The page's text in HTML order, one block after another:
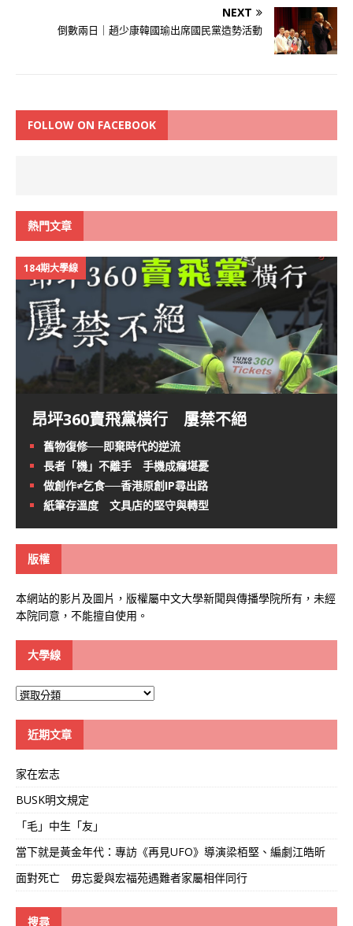
NEXT
倒數兩日｜趙少康韓國瑜出席國民黨造勢活動
FOLLOW ON FACEBOOK
熱門文章
184期大學線
昂坪360賣飛黨橫行 屢禁不絕
舊物復修──即棄時代的逆流
長者「機」不離手 手機成癮堪憂
做創作≠乞食──香港原創IP尋出路
紙筆存溫度 文具店的堅守與轉型
版權
本網站的影片及圖片，版權屬中文大學新聞與傳播學院所有，未經
本院同意，不能擅自使用。
大學線
大
近期文章
家在宏志
BUSK明文規定
「毛」中生「友」
當下就是黃金年代：專訪《再見UFO》導演梁栢堅、編劇江皓昕
面對死亡 毋忘愛與宏福苑遇難者家屬相伴同行
搜尋